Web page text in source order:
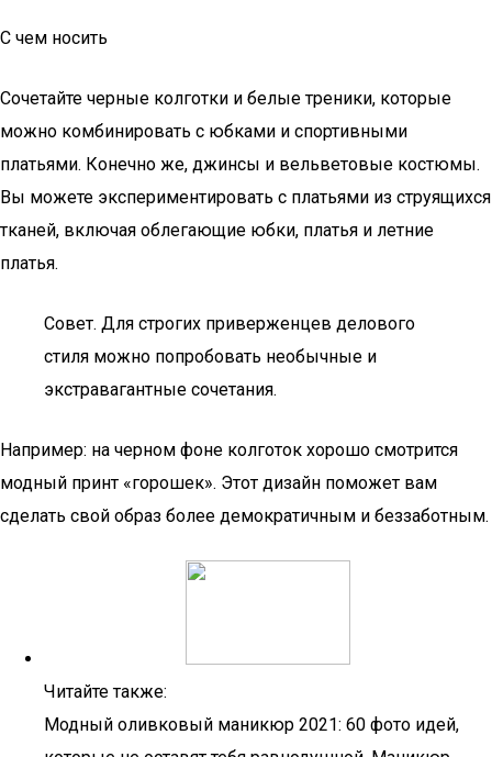
С чем носить
Сочетайте черные колготки и белые треники, которые
можно комбинировать с юбками и спортивными
платьями. Конечно же, джинсы и вельветовые костюмы.
Вы можете экспериментировать с платьями из струящихся
тканей, включая облегающие юбки, платья и летние
платья.
Совет. Для строгих приверженцев делового
стиля можно попробовать необычные и
экстравагантные сочетания.
Например: на черном фоне колготок хорошо смотрится
модный принт «горошек». Этот дизайн поможет вам
сделать свой образ более демократичным и беззаботным.
Читайте также:
Модный оливковый маникюр 2021: 60 фото идей,